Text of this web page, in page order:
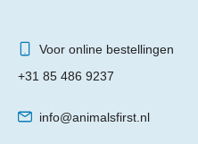
Voor online bestellingen
+31 85 486 9237
info@animalsfirst.nl